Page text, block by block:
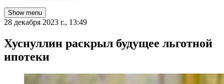
Show menu
28 декабря 2023 г., 13:49
Хуснуллин раскрыл будущее льготной
ипотеки